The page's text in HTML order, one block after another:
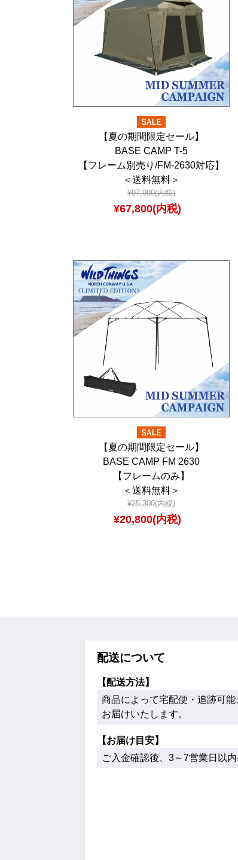
【夏の期間限定セール】
BASE CAMP T-5
【フレーム別売り/FM-2630対応】
＜送料無料＞
¥97,900(内税)
¥67,800(内税)
【夏の期間限定セール】
BASE CAMP FM 2630
【フレームのみ】
＜送料無料＞
¥25,300(内税)
¥20,800(内税)
配送について
【配送方法】
商品によって宅配便・追跡可
お届けいたします。
【お届け目安】
ご入金確認後、3～7営業日以